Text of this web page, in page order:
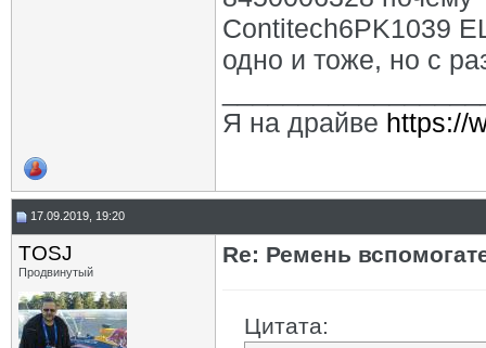
Contitech6PK1039
одно и тоже, но с
Я на драйве https://
17.09.2019, 19:20
TOSJ
Продвинутый
Re: Ремень
Цитата: